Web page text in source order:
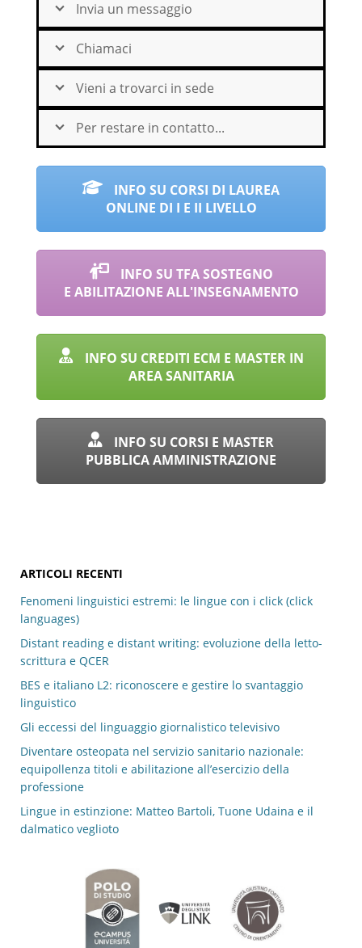
Invia un messaggio
Chiamaci
Vieni a trovarci in sede
Per restare in contatto...
INFO SU CORSI DI LAUREA
ONLINE DI I E II LIVELLO
INFO SU TFA SOSTEGNO
E ABILITAZIONE ALL'INSEGNAMENTO
INFO SU CREDITI ECM E MASTER IN
AREA SANITARIA
INFO SU CORSI E MASTER
PUBBLICA AMMINISTRAZIONE
ARTICOLI RECENTI
Fenomeni linguistici estremi: le lingue con i click (click
languages)
Distant reading e distant writing: evoluzione della letto-
scrittura e QCER
BES e italiano L2: riconoscere e gestire lo svantaggio
linguistico
Gli eccessi del linguaggio giornalistico televisivo
Diventare osteopata nel servizio sanitario nazionale:
equipollenza titoli e abilitazione all’esercizio della
professione
Lingue in estinzione: Matteo Bartoli, Tuone Udaina e il
dalmatico veglioto